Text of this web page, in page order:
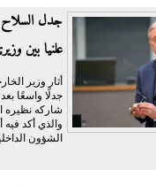
جدل السلاح
علنيا بين
أثار وزير
جدلًا واسعًا
شاركه نظيره
والذي أكد فيه
الشؤون